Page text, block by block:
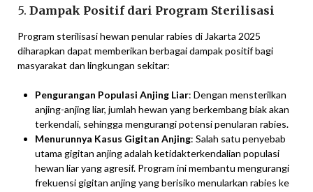
5. Dampak Positif dari Program Sterilisasi
Program sterilisasi hewan penular rabies di Jakarta 2025
diharapkan dapat memberikan berbagai dampak positif bagi
masyarakat dan lingkungan sekitar:
Pengurangan Populasi Anjing Liar: Dengan mensterilkan
anjing-anjing liar, jumlah hewan yang berkembang biak akan
terkendali, sehingga mengurangi potensi penularan rabies.
Menurunnya Kasus Gigitan Anjing: Salah satu penyebab
utama gigitan anjing adalah ketidakterkendalian populasi
hewan liar yang agresif. Program ini membantu mengurangi
frekuensi gigitan anjing yang berisiko menularkan rabies ke